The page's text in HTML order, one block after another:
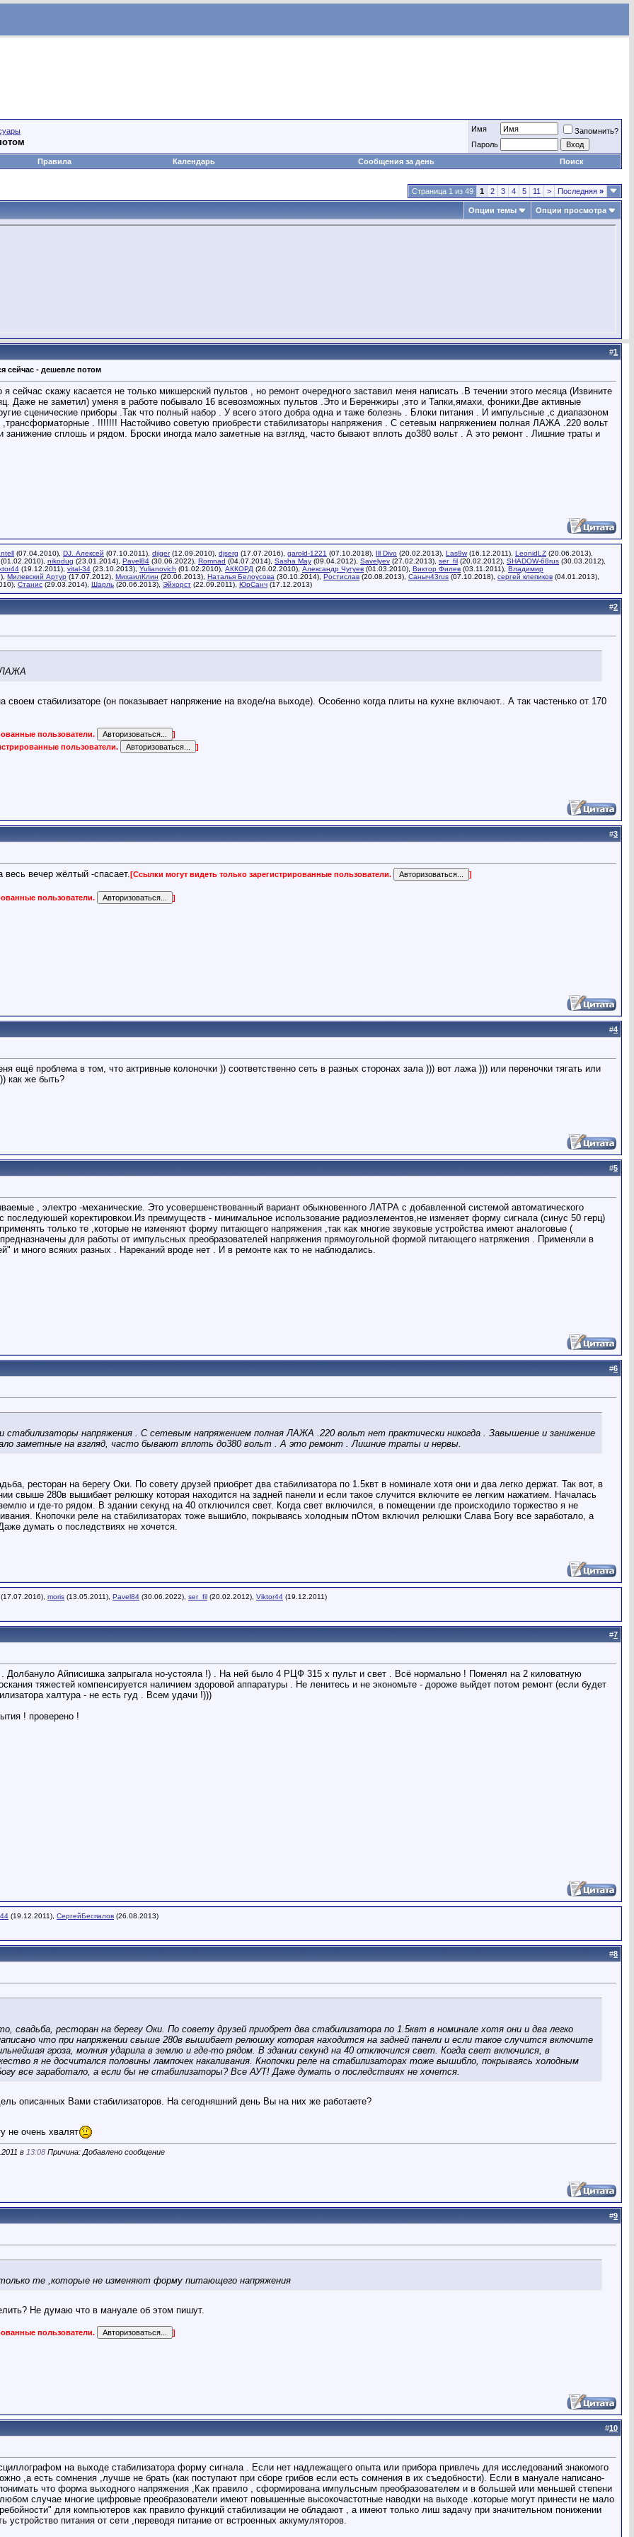
Имя
Запомнить?
Пароль
Правила Календарь Сообщения за день Поиск
Страница 1 из 49 1 2 3 4 5 11 > Последняя »
Опции темы Опции просмотра
#1
сейчас - дешевле потом
сейчас скажу касается не только микшерский пультов , но ремонт очередного заставил меня написать .В течении этого месяца (Извините
Даже не заметил) уменя в работе побывало 16 всевозможных пультов .Это и Беренжиры ,это и Тапки,ямахи, фоники.Две активные
сценические приборы .Так что полный набор . У всего этого добра одна и таже болезнь . Блоки питания . И импульсные ,с диапазоном
. !!!!!!! Настойчиво советую приобрести стабилизаторы напряжения . С сетевым напряжением полная ЛАЖА .220 вольт
занижение сплошь и рядом. Броски иногда мало заметные на взгляд, часто бывают вплоть до380 вольт . А это ремонт . Лишние траты и
(07.04.2010), DJ. Алексей (07.10.2011), djiger(12.09.2010), djserg (17.07.2016), garold-1221 (07.10.2018), Ill Divo (20.02.2013), Las9w (16.12.2011), LeonidLZ (20.06.2013),
(01.02.2010), nikodug (23.01.2014), Pavel84 (30.06.2022), Romnad (04.07.2014), Sasha May (09.04.2012), Savelyev (27.02.2013), ser_fil (20.02.2012), SHADOW-68rus (30.03.2012),
(19.12.2011), vital-34 (23.10.2013), Yulianovich (01.02.2010), АККОРД (26.02.2010), Александр Чугуев (01.03.2010), Виктор Филев (03.11.2011), Владимир
Милевский Артур (17.07.2012), МихаилКлин (20.06.2013), Наталья Белоусова (30.10.2014), Ростислав (20.08.2013), Саныч43rus (07.10.2018), сергей клепиков (04.01.2013),
Станис (29.03.2014), Шарль (20.06.2013), Эйхорст (22.09.2011), ЮрСанч (17.12.2013)
#2
ЛАЖА
стабилизаторе (он показывает напряжение на входе/на выходе). Особенно когда плиты на кухне включают.. А так частенько от 170
пользователи. ]
пользователи. ]
#3
весь вечер жёлтый -спасает. [Ссылки могут видеть только зарегистрированные пользователи. ]
пользователи. ]
#4
ещё проблема в том, что актривные колоночки )) соответственно сеть в разных сторонах зала ))) вот лажа ))) или переночки тягать или
как же быть?
#5
, электро -механические. Это усовершенствованный вариант обыкновенного ЛАТРА с добавленной системой автоматического
последуюшей коректировкои.Из преимуществ - минимальное использование радиоэлементов,не изменяет форму сигнала (синус 50 герц)
только те ,которые не изменяют форму питающего напряжения ,так как многие звуковые устройства имеют аналоговые (
для работы от импульсных преобразователей напряжения прямоугольной формой питающего натряжения . Применяли в
и много всяких разных . Нареканий вроде нет . И в ремонте как то не наблюдались.
#6
стабилизаторы напряжения . С сетевым напряжением полная ЛАЖА .220 вольт нет практически никогда . Завышение и занижение
заметные на взгляд, часто бывают вплоть до380 вольт . А это ремонт . Лишние траты и нервы.
ресторан на берегу Оки. По совету друзей приобрет два стабилизатора по 1.5квт в номинале хотя они и два легко держат. Так вот, в
свыше 280в вышибает релюшку которая находится на задней панели и если такое случится включите ее легким нажатием. Началась
и где-то рядом. В здании секунд на 40 отключился свет. Когда свет включился, в помещении где происходило торжество я не
Кнопочки реле на стабилизаторах тоже вышибло, покрываясь холодным пОтом включил релюшки Слава Богу все заработало, а
думать о последствиях не хочется.
(17.07.2016), moris (13.05.2011), Pavel84 (30.06.2022), ser_fil (20.02.2012), Viktor44 (19.12.2011)
#7
Долбануло Айписишка запрыгала но-устояла !) . На ней было 4 РЦФ 315 х пульт и свет . Всё нормально ! Поменял на 2 киловатную
тяжестей компенсируется наличием здоровой аппаратуры . Не ленитесь и не экономьте - дороже выйдет потом ремонт (если будет
халтура - не есть гуд . Всем удачи !)))
! проверено !
(19.12.2011), СергейБеспалов (26.08.2013)
#8
свадьба, ресторан на берегу Оки. По совету друзей приобрет два стабилизатора по 1.5квт в номинале хотя они и два легко
что при напряжении свыше 280в вышибает релюшку которая находится на задней панели и если такое случится включите
гроза, молния ударила в землю и где-то рядом. В здании секунд на 40 отключился свет. Когда свет включился, в
я не досчитался половины лампочек накаливания. Кнопочки реле на стабилизаторах тоже вышибло, покрываясь холодным
все заработало, а если бы не стабилизаторы? Все АУТ! Даже думать о последствиях не хочется.
описанных Вами стабилизаторов. На сегодняшний день Вы на них же работаете?
не очень хвалят
в 13:08 Причина: Добавлено сообщение
#9
те ,которые не изменяют форму питающего напряжения
Не думаю что в мануале об этом пишут.
пользователи. ]
#10
на выходе стабилизатора форму сигнала . Если нет надлежащего опыта или прибора привлечь для исследований знакомого
,а есть сомнения ,лучше не брать (как поступают при сборе грибов если есть сомнения в их съедобности). Если в мануале написано-
что форма выходного напряжения ,Как правило , сформирована импульсным преобразователем и в большей или меньшей степени
случае многие цифровые преобразователи имеют повышенные высокочастотные наводки на выходе .которые могут принести не мало
для компьютеров как правило функций стабилизации не обладают , а имеют только лиш задачу при значительном понижении
питания от сети ,переводя питание от встроенных аккумуляторов.